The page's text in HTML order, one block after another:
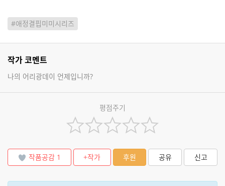
#애정결핍미미시리즈
작가 코멘트
나의 어리광데이 언제입니까?
평점주기
작품공감 1 +작가 후원 공유 신고